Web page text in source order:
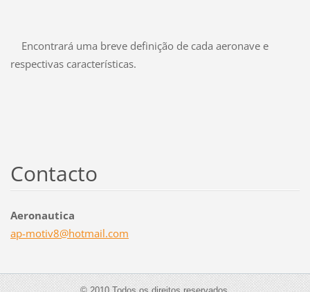
Encontrará uma breve definição de cada aeronave e
respectivas características.
Contacto
Aeronautica
ap-motiv8@hotmail.com